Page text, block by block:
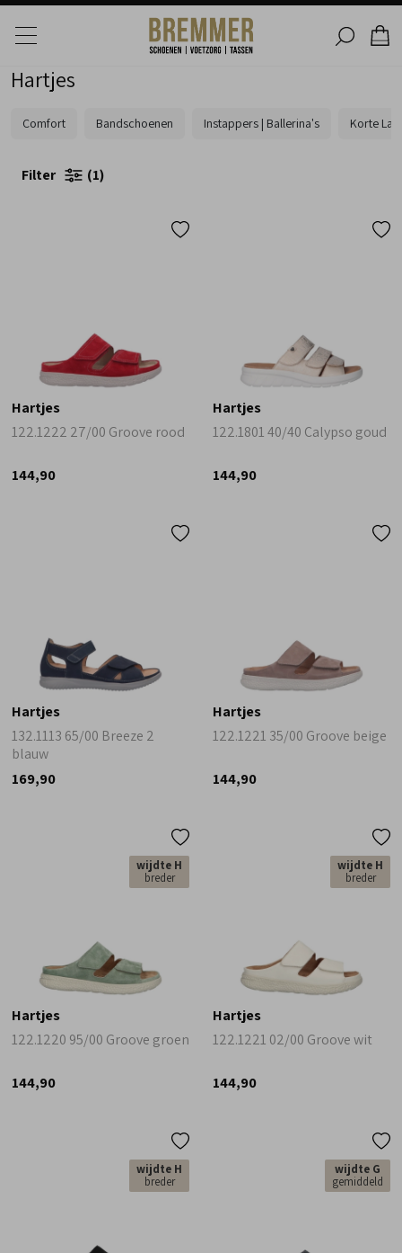
Hartjes
Comfort Bandschoenen Instappers | Ballerina's Korte
Filter 1
Hartjes
122.1222 27/00 Groove rood
144,90
Hartjes
122.1801 40/40 Calypso goud
144,90
Hartjes
132.1113 65/00 Breeze 2
blauw
169,90
Hartjes
122.1221 35/00 Groove beige
144,90
wijdte H
breder
Hartjes
122.1220 95/00 Groove groen
144,90
wijdte H
breder
Hartjes
122.1221 02/00 Groove wit
144,90
wijdte H
breder
wijdte G
gemiddeld